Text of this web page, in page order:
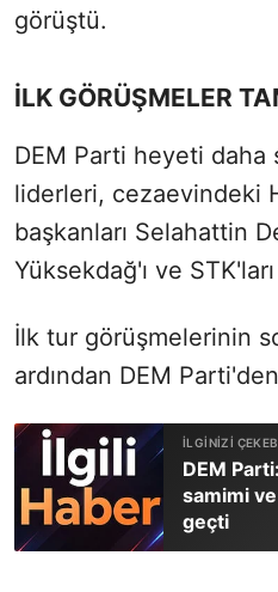
görüştü.
İLK GÖRÜŞMELER
DEM Parti heyeti daha
liderleri, cezaevindeki
başkanları Selahattin
Yüksekdağ'ı ve
İlk tur görüşmelerinin
ardından DEM
DEM
samimi
geçti